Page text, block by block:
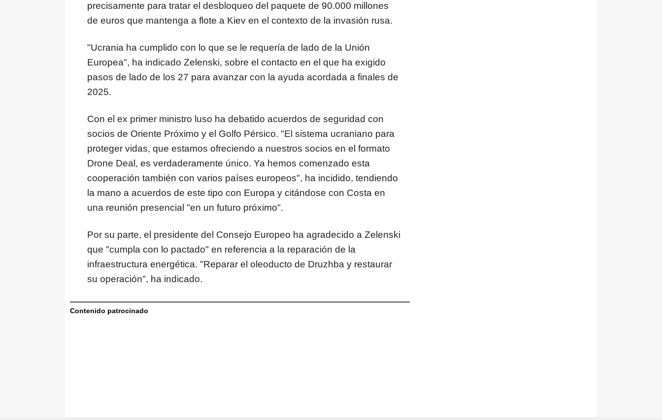
precisamente para tratar el desbloqueo del paquete de 90.000 millones
de euros que mantenga a flote a Kiev en el contexto de la invasión rusa.
"Ucrania ha cumplido con lo que se le requería de lado de la Unión
Europea", ha indicado Zelenski, sobre el contacto en el que ha exigido
pasos de lado de los 27 para avanzar con la ayuda acordada a finales de
2025.
Con el ex primer ministro luso ha debatido acuerdos de seguridad con
socios de Oriente Próximo y el Golfo Pérsico. "El sistema ucraniano para
proteger vidas, que estamos ofreciendo a nuestros socios en el formato
Drone Deal, es verdaderamente único. Ya hemos comenzado esta
cooperación también con varios países europeos", ha incidido, tendiendo
la mano a acuerdos de este tipo con Europa y citándose con Costa en
una reunión presencial "en un futuro próximo".
Por su parte, el presidente del Consejo Europeo ha agradecido a Zelenski
que "cumpla con lo pactado" en referencia a la reparación de la
infraestructura energética. "Reparar el oleoducto de Druzhba y restaurar
su operación", ha indicado.
Contenido patrocinado